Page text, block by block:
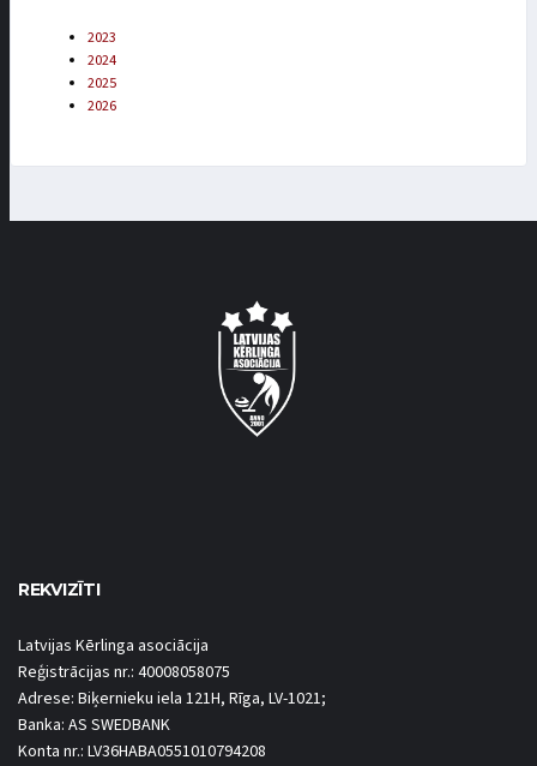
2023
2024
2025
2026
REKVIZĪTI
Latvijas Kērlinga asociācija
Reģistrācijas nr.: 40008058075
Adrese: Biķernieku iela 121H, Rīga, LV-1021;
Banka: AS SWEDBANK
Konta nr.: LV36HABA0551010794208